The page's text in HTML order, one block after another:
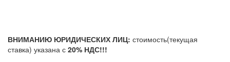
ВНИМАНИЮ ЮРИДИЧЕСКИХ ЛИЦ: стоимость(текущая
ставка) указана с 20% НДС!!!